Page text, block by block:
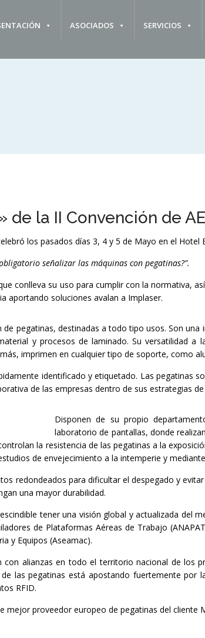
ASOCIADOS SERVICIOS
la II Convención de
los pasados días 3, 4 y 5 de Mayo en el Hotel
señalizar las máquinas con pegatinas?”.
conlleva su uso para cumplir con la normativa,
aportando soluciones avalan a Implaser.
pegatinas, destinadas a todo tipo usos. Son una
y procesos de laminado. Su versatilidad
imprimen en cualquier tipo de soporte, como
identificado y etiquetado. Las pegatinas
de las empresas dentro de sus estrategias
Disponen de su propio
laboratorio de pantallas, donde
la resistencia de las pegatinas a la
de envejecimiento a la intemperie y
redondeados para dificultar el despegado y
una mayor durabilidad.
tener una visión global y actualizada del
de Plataformas Aéreas de Trabajo
y Equipos (Aseamac).
alianzas en todo el territorio nacional de los
las pegatinas está apostando fuertemente
RFID.
proveedor europeo de pegatinas del cliente